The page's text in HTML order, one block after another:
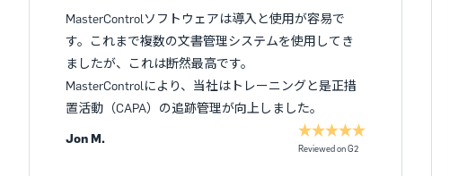
MasterControlソフトウェアは導入と使用が容易で
す。これまで複数の文書管理システムを使用してき
ましたが、これは断然最高です。
MasterControlにより、当社はトレーニングと是正措
置活動（CAPA）の追跡管理が向上しました。
Jon M.
Reviewed on G2